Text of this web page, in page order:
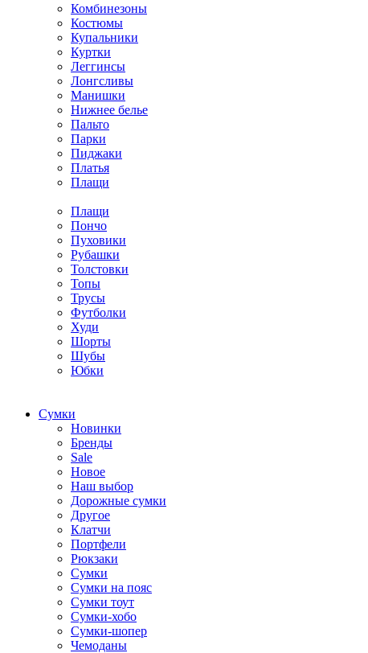
Комбинезоны
Костюмы
Купальники
Куртки
Леггинсы
Лонгсливы
Манишки
Нижнее белье
Пальто
Парки
Пиджаки
Платья
Плащи
Плащи
Пончо
Пуховики
Рубашки
Толстовки
Топы
Трусы
Футболки
Худи
Шорты
Шубы
Юбки
Cумки
Новинки
Бренды
Sale
Новое
Наш выбор
Дорожные сумки
Другое
Клатчи
Портфели
Рюкзаки
Сумки
Сумки на пояс
Сумки тоут
Сумки-хобо
Сумки-шопер
Чемоданы